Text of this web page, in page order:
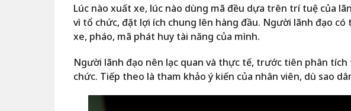
Lúc nào xuất xe, lúc nào dùng mã đều dựa trên trí tuệ của
vì tổ chức, đặt lợi ích chung lên hàng đầu. Người lãnh đạo
xe, pháo, mã phát huy tài năng của mình.
Người lãnh đạo nên lạc quan và thực tế, trước tiên phân
chức. Tiếp theo là tham khảo ý kiến của nhân viên, dù sao